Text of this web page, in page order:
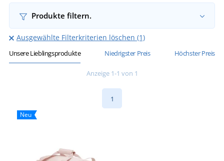
Produkte filtern.
Ausgewählte Filterkriterien löschen (1)
Unsere Lieblingsprodukte Niedrigster Preis Höchster Preis
Anzeige 1-1 von 1
1
Neu